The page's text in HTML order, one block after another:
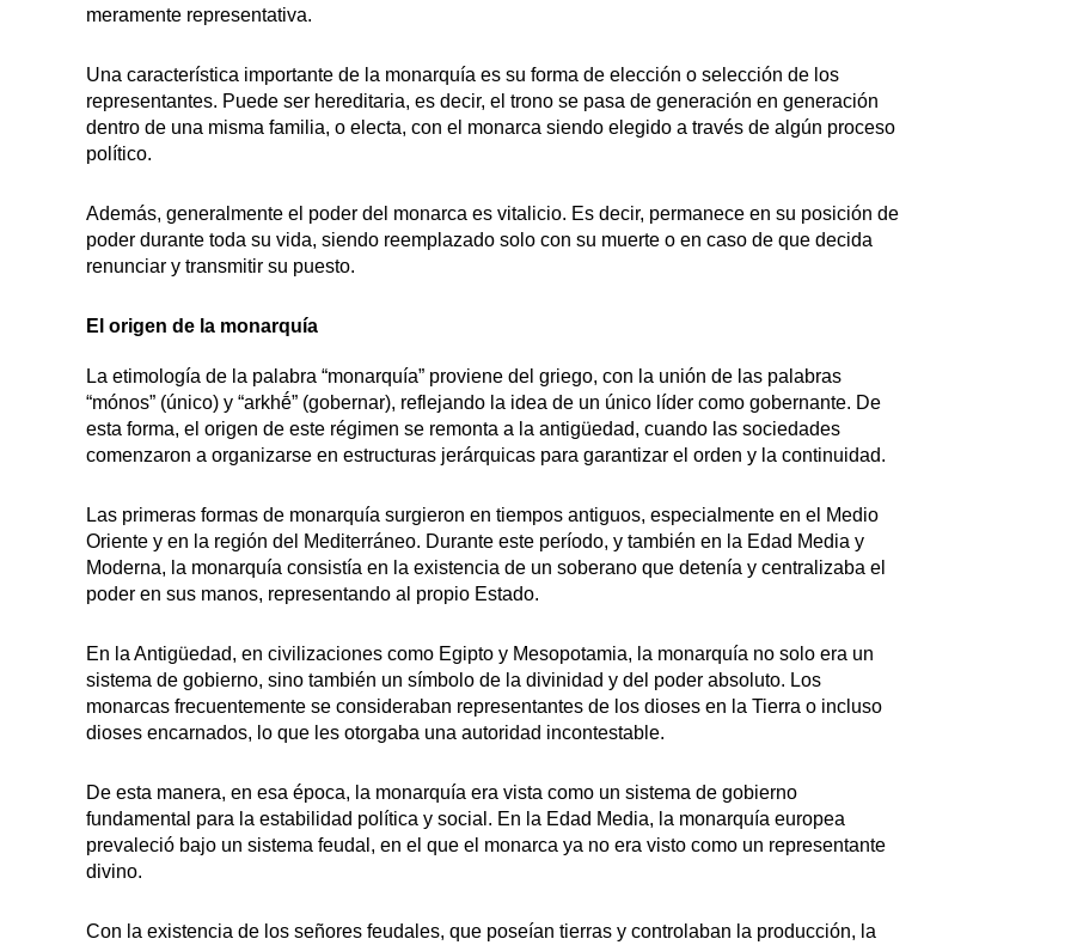
meramente representativa.
Una característica importante de la monarquía es su forma de elección o selección de los
representantes. Puede ser hereditaria, es decir, el trono se pasa de generación en generación
dentro de una misma familia, o electa, con el monarca siendo elegido a través de algún proceso
político.
Además, generalmente el poder del monarca es vitalicio. Es decir, permanece en su posición de
poder durante toda su vida, siendo reemplazado solo con su muerte o en caso de que decida
renunciar y transmitir su puesto.
El origen de la monarquía
La etimología de la palabra “monarquía” proviene del griego, con la unión de las palabras
“mónos” (único) y “arkhḗ” (gobernar), reflejando la idea de un único líder como gobernante. De
esta forma, el origen de este régimen se remonta a la antigüedad, cuando las sociedades
comenzaron a organizarse en estructuras jerárquicas para garantizar el orden y la continuidad.
Las primeras formas de monarquía surgieron en tiempos antiguos, especialmente en el Medio
Oriente y en la región del Mediterráneo. Durante este período, y también en la Edad Media y
Moderna, la monarquía consistía en la existencia de un soberano que detenía y centralizaba el
poder en sus manos, representando al propio Estado.
En la Antigüedad, en civilizaciones como Egipto y Mesopotamia, la monarquía no solo era un
sistema de gobierno, sino también un símbolo de la divinidad y del poder absoluto. Los
monarcas frecuentemente se consideraban representantes de los dioses en la Tierra o incluso
dioses encarnados, lo que les otorgaba una autoridad incontestable.
De esta manera, en esa época, la monarquía era vista como un sistema de gobierno
fundamental para la estabilidad política y social. En la Edad Media, la monarquía europea
prevaleció bajo un sistema feudal, en el que el monarca ya no era visto como un representante
divino.
Con la existencia de los señores feudales, que poseían tierras y controlaban la producción, la